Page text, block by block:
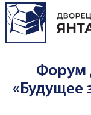
Перейти к основному
Форум
«Будущее